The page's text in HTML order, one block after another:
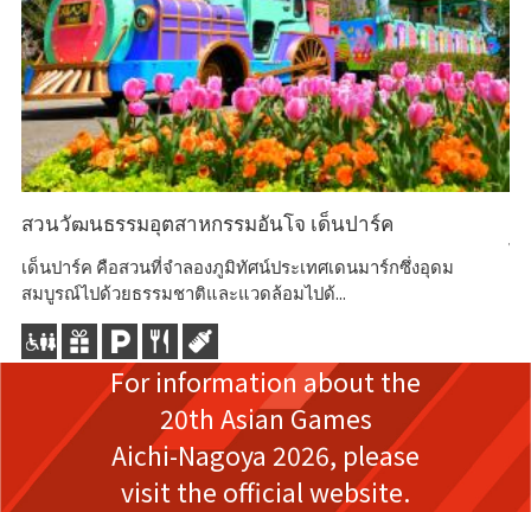
สวนวัฒนธรรมอุตสาหกรรมอันโจ เด็นปาร์ค
เด็นปาร์ค คือสวนที่จำลองภูมิทัศน์ประเทศเดนมาร์กซึ่งอุดม
สมบูรณ์ไปด้วยธรรมชาติและแวดล้อมไปด้...
ส
ไ
For information about the
20th Asian Games
Aichi-Nagoya 2026, please
visit the official website.